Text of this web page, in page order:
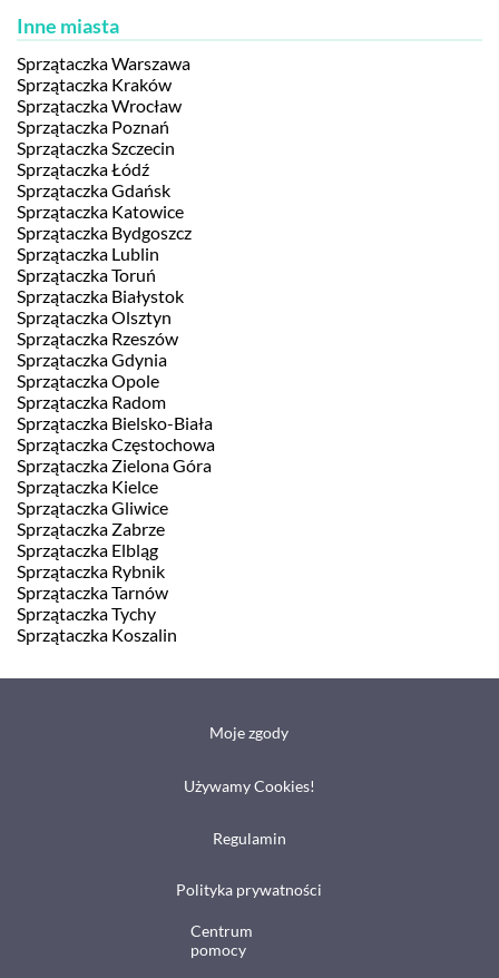
Inne miasta
Sprzątaczka Warszawa
Sprzątaczka Kraków
Sprzątaczka Wrocław
Sprzątaczka Poznań
Sprzątaczka Szczecin
Sprzątaczka Łódź
Sprzątaczka Gdańsk
Sprzątaczka Katowice
Sprzątaczka Bydgoszcz
Sprzątaczka Lublin
Sprzątaczka Toruń
Sprzątaczka Białystok
Sprzątaczka Olsztyn
Sprzątaczka Rzeszów
Sprzątaczka Gdynia
Sprzątaczka Opole
Sprzątaczka Radom
Sprzątaczka Bielsko-Biała
Sprzątaczka Częstochowa
Sprzątaczka Zielona Góra
Sprzątaczka Kielce
Sprzątaczka Gliwice
Sprzątaczka Zabrze
Sprzątaczka Elbląg
Sprzątaczka Rybnik
Sprzątaczka Tarnów
Sprzątaczka Tychy
Sprzątaczka Koszalin
Moje zgody
Używamy Cookies!
Regulamin
Polityka prywatności
Centrum
pomocy